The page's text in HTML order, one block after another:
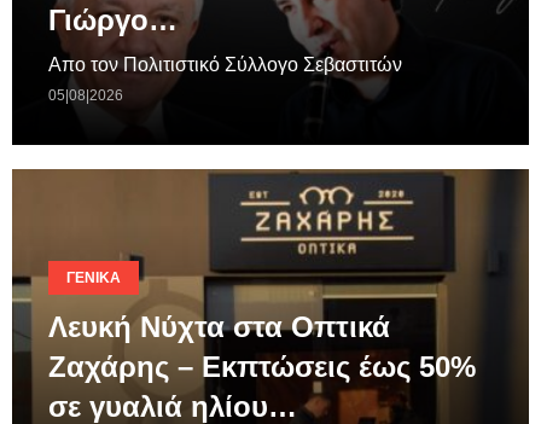
Γιώργο…
Απο τον Πολιτιστικό Σύλλογο Σεβαστιτών
05|08|2026
ΓΕΝΙΚΆ
Λευκή Νύχτα στα Οπτικά
Ζαχάρης – Εκπτώσεις έως 50%
σε γυαλιά ηλίου…